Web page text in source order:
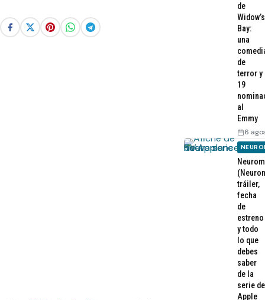
de
Widow’s
Bay:
una
de
terror y
19
al
Emmy
6
tráiler,
fecha
de
estreno
y todo
lo que
debes
saber
de la
serie de
Apple